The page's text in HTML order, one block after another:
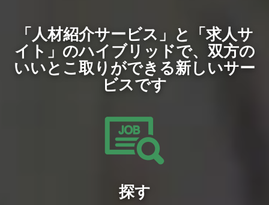
▼組織カルチャー
・組織のモチベーション維持と優秀な人材
の定着を重要な経営テーマとして位置付
け、長期的に活躍できる環境づくりに注力
しています。
・チームの枠を越えて意見を出し合い、主
体的に行動するメンバーが多く、自律的に
・クリエイターやエンジニア一人ひとりが
メディアやSNSに発信することで、個のブ
ランド力を上げ、個と組織が相乗効果で成
長できる環境があります。（副業可）
・「人のやる気への投資」というカルチャ
ーが根付いており、新卒中途や入社年次に
ジできる環境です。
・現状維持にとどまらず新たな挑戦を歓迎
「人材紹介サービス」と「求人サ
イト」のハイブリッドで、双方の
いいとこ取りができる新しいサー
ビスです
探す